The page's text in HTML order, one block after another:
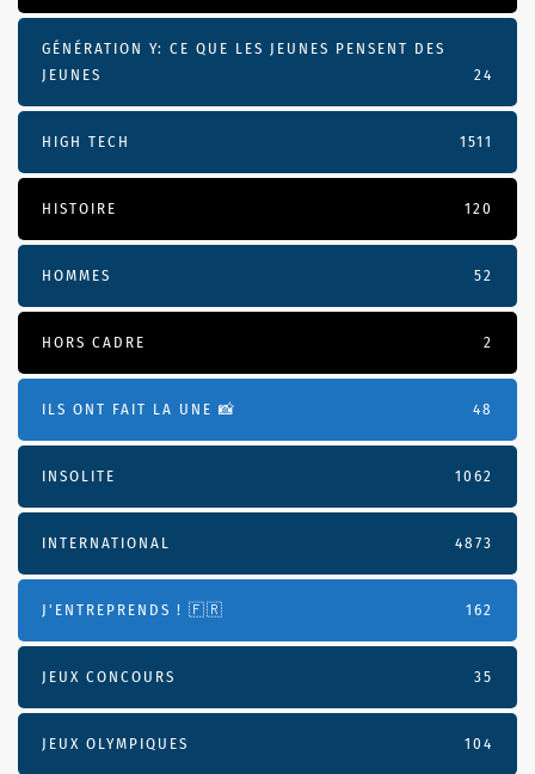
GÉNÉRATION Y: CE QUE LES JEUNES PENSENT DES
JEUNES
24
HIGH TECH 1511
HISTOIRE 120
HOMMES 52
HORS CADRE 2
ILS ONT FAIT LA UNE 📸 48
INSOLITE 1062
INTERNATIONAL 4873
J'ENTREPRENDS ! 🇫🇷 162
JEUX CONCOURS 35
JEUX OLYMPIQUES 104